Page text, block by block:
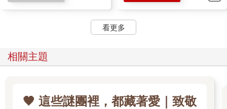
看更多
相關主題
🖤 這些謎團裡，都藏著愛｜致敬